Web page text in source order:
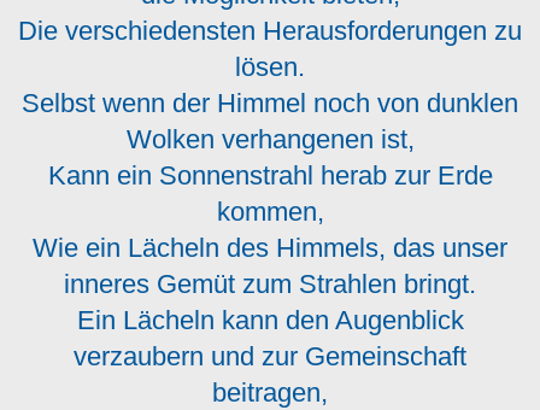
Die verschiedensten Herausforderungen zu
lösen.
Selbst wenn der Himmel noch von dunklen
Wolken verhangenen ist,
Kann ein Sonnenstrahl herab zur Erde
kommen,
Wie ein Lächeln des Himmels, das unser
inneres Gemüt zum Strahlen bringt.
Ein Lächeln kann den Augenblick
verzaubern und zur Gemeinschaft
beitragen,